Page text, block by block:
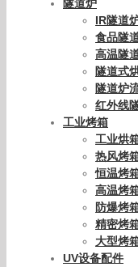
隧道炉
IR隧道
食品隧
高温隧
隧道式
隧道炉
红外线
工业烤箱
工业烘
热风烤
恒温烤
高温烤
防爆烤
精密烤
大型烤
UV设备配件